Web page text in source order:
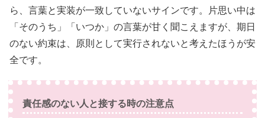
ら、言葉と実装が一致していないサインです。片思い中は
「そのうち」「いつか」の言葉が甘く聞こえますが、期日
のない約束は、原則として実行されないと考えたほうが安
全です。
責任感のない人と接する時の注意点